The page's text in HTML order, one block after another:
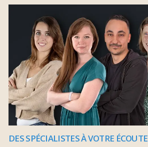
DES SPÉCIALISTES À VOTRE ÉCOUTE